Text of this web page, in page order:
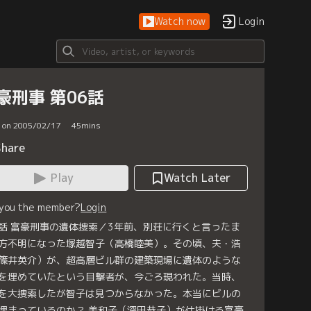
Watch now Login
刑事 第06話
on 2005/02/17 45mins
Play
Watch Later
the member?Login
富豪刑事の遺体捜索／3年前、別荘に行くと言ったま
不明になった塚越智子（高橋睦美）。その頃、夫・浩
井英介）が、超高層ビル群の建築現場に遺体のような
埋めていたという目撃者が、今ごろ現われた。当時、
大捜索したが智子は見つからなかった。本当にビルの